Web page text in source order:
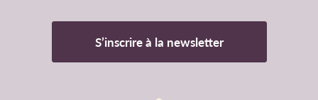
S’inscrire à la newsletter